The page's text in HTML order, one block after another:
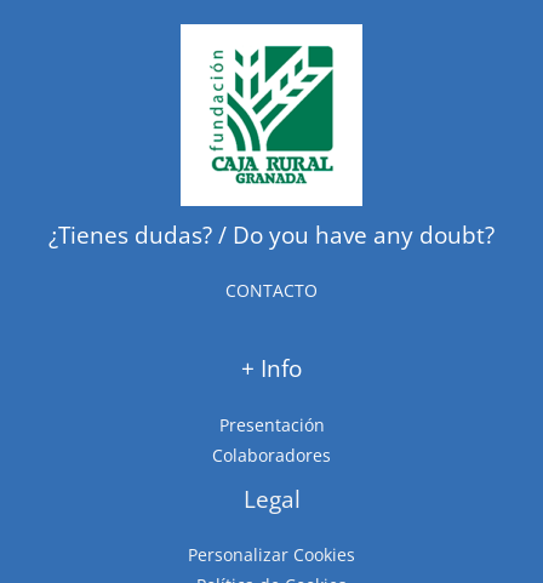
¿Tienes dudas? / Do you have any doubt?
CONTACTO
+ Info
Presentación
Colaboradores
Legal
Personalizar Cookies